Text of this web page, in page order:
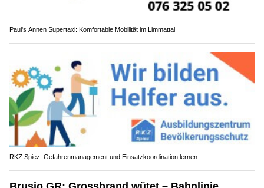
Paul's Annen Supertaxi: Komfortable Mobilität im Limmattal
RKZ Spiez: Gefahrenmanagement und Einsatzkoordination lernen